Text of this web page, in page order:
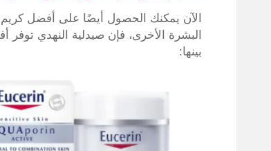
الآن يمكنك الحصول أيضًا على أفضل كريم
البشرة الأخرى، فإن صيدلية النهدي
بينها: